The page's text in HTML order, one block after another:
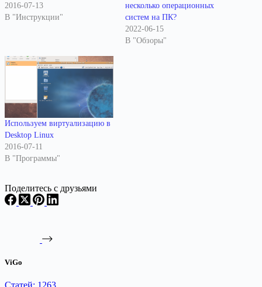
2016-07-13
В "Инструкции"
несколько операционных
систем на ПК?
2022-06-15
В "Обзоры"
Используем виртуализацию в
Desktop Linux
2016-07-11
В "Программы"
Поделитесь с друзьями
ViGo